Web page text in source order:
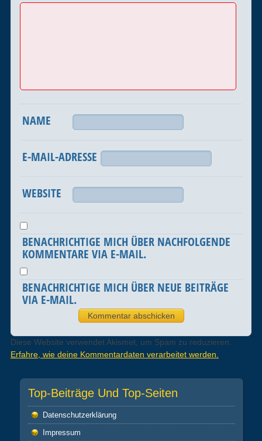
NAME
E-MAIL-ADRESSE
WEBSITE
BENACHRICHTIGE MICH ÜBER NACHFOLGENDE
KOMMENTARE VIA E-MAIL.
BENACHRICHTIGE MICH ÜBER NEUE BEITRÄGE
VIA E-MAIL.
Diese Website verwendet Akismet, um Spam zu reduzieren.
Erfahre, wie deine Kommentardaten verarbeitet werden.
Top-Beiträge Und Top-Seiten
Datenschutz­erklärung
Impressum